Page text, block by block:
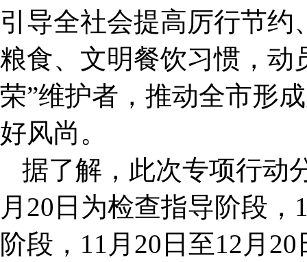
引导全社会提高厉行节
粮食、文明餐饮习惯，动
荣”维护者，推动全市形
好风尚。
据了解，此次专项行动
月20日为检查指导阶段
阶段，11月20日至12月